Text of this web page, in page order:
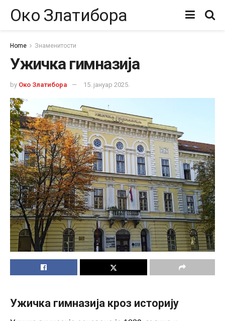
Око Златибора
Home Знаменитости
Ужичка гимназија
by Око Златибора 15. јануар 2025.
Ужичка гимназија кроз историју